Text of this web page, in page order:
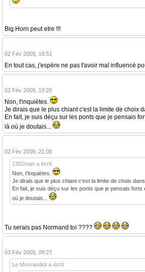
Big Horn peut etre !!!
02 Fév 2009, 18:51
En tout cas, j'espère ne pas t'avoir mal influencé
02 Fév 2009, 19:20
Non, t'inquiètes.
Je dirais que le plus chiant c'est la limite de choix
En fait, je suis déçu sur les ponts que je pensais
là où je doutais...
02 Fév 2009, 21:08
1302man a écrit:
Non, t'inquiètes.
Je dirais que le plus chiant c'est la limite de choix
En fait, je suis déçu sur les ponts que je pensais forts
où je doutais...
Tu serais pas Normand toi ????
03 Fév 2009, 09:27
Le Morvandiot a écrit: